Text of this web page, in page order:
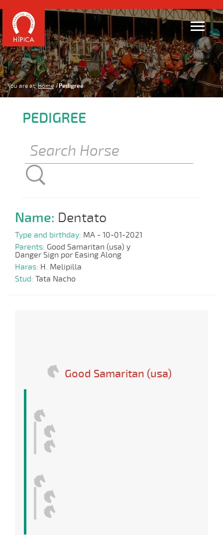
You are at: Home Pedigree
PEDIGREE
Name: Dentato
Type and birthday: MA - 10-01-2021
Parents: Good Samaritan (usa) y
Danger Sign por Easing Along
Haras: H. Melipilla
Stud: Tata Nacho
Good Samaritan (usa)